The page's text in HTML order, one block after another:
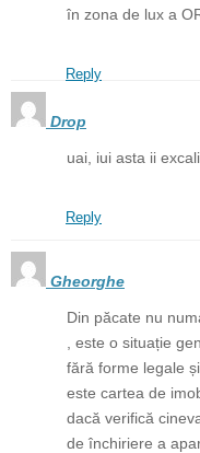
în zona de lux a
Reply
Drop
uai, iui asta ii
Reply
Gheorghe
Din păcate nu
, este o situație
fără forme legale
este cartea de
dacă verifică
de închiriere a